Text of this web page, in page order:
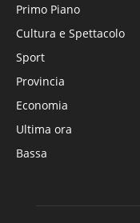
Primo Piano
Cultura e Spettacolo
Sport
Provincia
Economia
Ultima ora
Bassa